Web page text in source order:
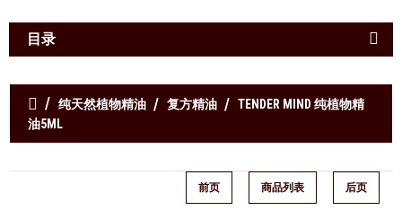
目录
纯天然植物精油 复方精油
TENDER MIND 纯植物精
油5ML
前页 商品列表 后页